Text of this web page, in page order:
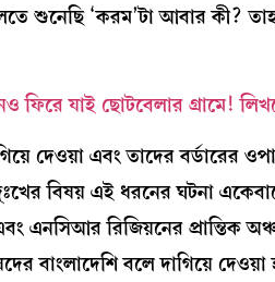
‘করম’টা আবার কী?
যাই ছোটবেলার গ্রামে!
দেওয়া এবং তাদের বর্ডারের
বিষয় এই ধরনের ঘটনা
এনসিআর রিজিয়নের প্রান্তিক
বাংলাদেশি বলে দাগিয়ে